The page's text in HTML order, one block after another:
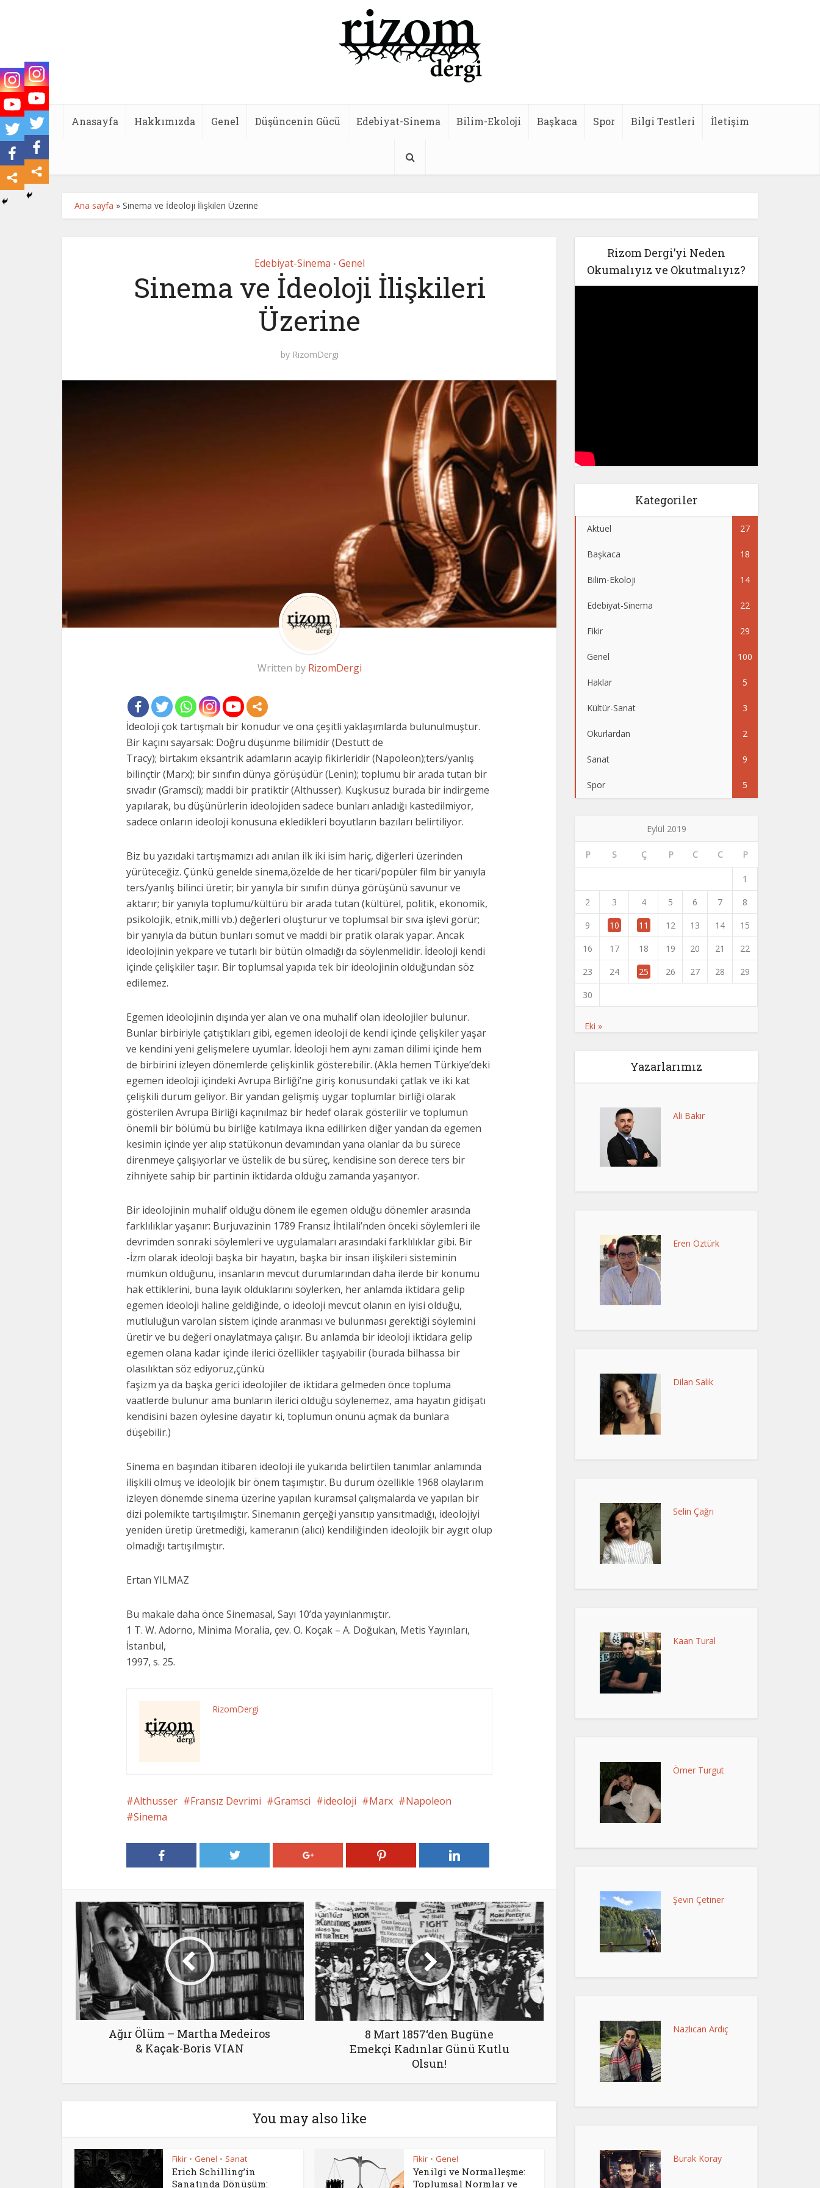
Anasayfa Hakkımızda Genel Düşüncenin Gücü Edebiyat-Sinema Bilim-Ekoloji Başkaca Spor Bilgi Testleri İletişim
Ana sayfa » Sinema ve İdeoloji İlişkileri Üzerine
Edebiyat-Sinema • Genel
Sinema ve İdeoloji İlişkileri
Üzerine
by RizomDergi
Written by RizomDergi
İdeoloji çok tartışmalı bir konudur ve ona çeşitli yaklaşımlarda bulunulmuştur.
Bir kaçını sayarsak: Doğru düşünme bilimidir (Destutt de
Tracy); birtakım eksantrik adamların acayip fikirleridir (Napoleon);ters/yanlış
bilinçtir (Marx); bir sınıfın dünya görüşüdür (Lenin); toplumu bir arada tutan bir
sıvadır (Gramsci); maddi bir pratiktir (Althusser). Kuş­kusuz burada bir indirgeme
yapılarak, bu düşünürlerin ideolojiden sadece bunları anladığı kastedilmiyor,
sadece onların ideoloji konusuna ekledikleri boyutların bazıları belirtiliyor.
Biz bu yazıdaki tartışmamızı adı anılan ilk iki isim hariç, diğerleri üzerinden
yürüteceğiz. Çünkü genelde sinema,özelde de her ticari/popüler film bir yanıyla
ters/yanlış bilinci üretir; bir yanıyla bir sınıfın dünya görüşünü savunur ve
aktarır; bir yanıyla toplumu/kültürü bir arada tutan (kültürel, politik, ekonomik,
psikolojik, etnik,milli vb.) değerleri oluşturur ve toplumsal bir sıva işlevi görür;
bir yanıyla da bütün bunları somut ve maddi bir pratik olarak yapar. Ancak
ideolojinin yekpare ve tutarlı bir bütün olmadığı da söylenmelidir. İdeoloji kendi
içinde çelişkiler taşır. Bir toplumsal yapıda tek bir ideolojinin olduğundan söz
edilemez.
Egemen ideolojinin dışında yer alan ve ona muhalif olan ideolojiler bulunur.
Bunlar birbiriyle çatıştıkları gibi, egemen ideoloji de kendi içinde çelişkiler yaşar
ve kendini yeni gelişmelere uyumlar. İdeoloji hem aynı zaman dilimi içinde hem
de birbirini izleyen dönemlerde çelişkinlik gösterebilir. (Akla hemen Türkiye’deki
egemen ideoloji içindeki Avrupa Birliği’ne giriş konusundaki çatlak ve iki kat
çelişkili durum geliyor. Bir yandan gelişmiş uygar toplumlar birliği olarak
gösterilen Avrupa Birliği kaçınılmaz bir hedef olarak gösterilir ve toplumun
önemli bir bö­lümü bu birliğe katılmaya ikna edilirken diğer yandan da egemen
kesimin içinde yer alıp statükonun devamından yana olanlar da bu sürece
direnmeye çalışıyorlar ve üstelik de bu süreç, kendisine son derece ters bir
zihniyete sahip bir partinin iktidarda olduğu zamanda yaşanıyor.
Bir ideolojinin muhalif olduğu dönem ile egemen olduğu dönemler arasında
farklılıklar yaşanır: Burjuvazinin 1789 Fransız İhtilali’nden önceki söylemleri ile
devrimden sonraki söylemleri ve uygulamaları arasındaki farklılıklar gibi. Bir
-İzm olarak ideoloji başka bir hayatın, başka bir insan ilişkileri sisteminin
mümkün olduğunu, insanların mevcut durumlarından daha ilerde bir konumu
hak ettiklerini, buna layık olduklarını söylerken, her anlamda iktidara gelip
egemen ideoloji haline geldiğinde, o ideoloji mevcut olanın en iyisi olduğu,
mutluluğun varolan sistem içinde aranması ve bulunması gerektiği söylemini
üretir ve bu değeri onaylatmaya çalışır. Bu anlamda bir ideoloji iktidara gelip
egemen olana kadar içinde ilerici özellikler taşıyabilir (burada bilhassa bir
olasılıktan söz ediyoruz,çünkü
faşizm ya da başka gerici ideolojiler de iktidara gelmeden önce topluma
vaatlerde bulunur ama bunların ilerici olduğu söylenemez, ama hayatın gidişatı
kendisini bazen öylesine dayatır ki, toplumun önünü açmak da bunlara
düşebilir.)
Sinema en başından itibaren ideoloji ile yukarıda belirtilen tanımlar anlamında
ilişkili olmuş ve ideolojik bir önem taşımıştır. Bu durum özellikle 1968 olaylarım
izleyen dönemde sinema üzerine yapılan kuramsal çalış­malarda ve yapılan bir
dizi polemikte tartışılmıştır. Sinemanın gerçeği yansıtıp yansıtmadığı, ideolojiyi
yeniden üretip üretmediği, kameranın (alıcı) kendiliğinden ideolojik bir aygıt olup
olmadığı tartışılmıştır.
Ertan YILMAZ
Bu makale daha önce Sinemasal, Sayı 10’da yayınlanmıştır.
1 T. W. Adorno, Minima Moralia, çev. O. Koçak – A. Doğukan, Metis Yayınları,
İstanbul,
1997, s. 25.
RizomDergi
Althusser Fransız Devrimi Gramsci ideoloji Marx
Napoleon
Sinema
Ağır Ölüm – Martha Medeiros
& Kaçak-Boris VIAN
8 Mart 1857‘den Bugüne
Emekçi Kadınlar Günü Kutlu
Olsun!
You may also like
Fikir • Genel • Sanat
Erich Schilling’in
Sanatında Dönüşüm:
Fikir • Genel
Yenilgi ve Normalleşme:
Toplumsal Normlar ve
Rizom Dergi’yi Neden
Okumalıyız ve Okutmalıyız?
Kategoriler
Aktüel 27
Başkaca 18
Bilim-Ekoloji 14
Edebiyat-Sinema 22
Fikir 29
Genel 100
Haklar 5
Kültür-Sanat 3
Okurlardan 2
Sanat 9
Spor 5
Eylül 2019
P S Ç P C C P
1
2
3 4 5 6 7
8
9
10 11 12 13 14
15
16
17 18 19 20 21
22
23
24 25 26 27 28
29
30
Eki »
Yazarlarımız
Ali Bakır
Eren Öztürk
Dilan Salık
Selin Çağrı
Kaan Tural
Ömer Turgut
Şevin Çetiner
Nazlıcan Ardıç
Burak Koray